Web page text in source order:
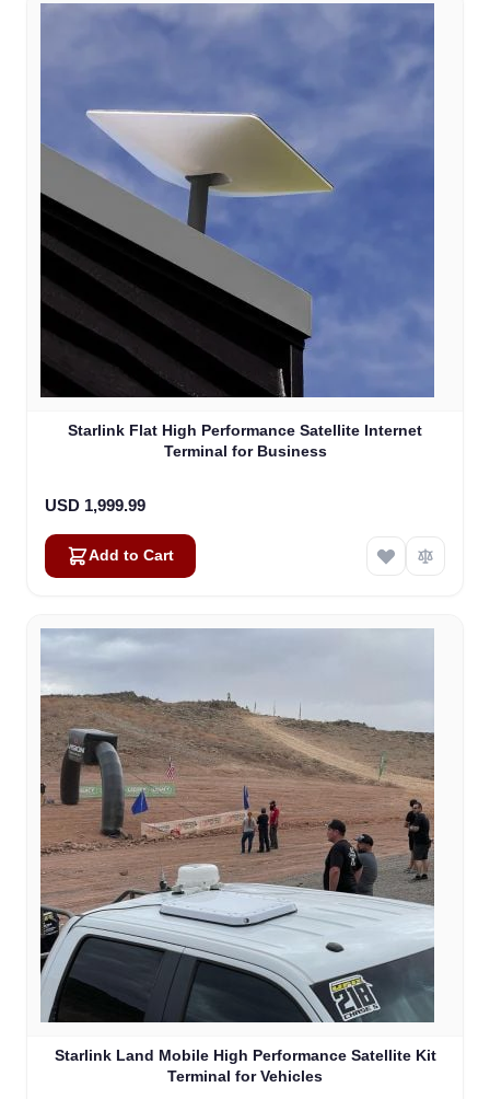
Starlink Flat High Performance Satellite Internet
Terminal for Business
USD 1,999.99
Add to Cart
Starlink Land Mobile High Performance Satellite Kit
Terminal for Vehicles